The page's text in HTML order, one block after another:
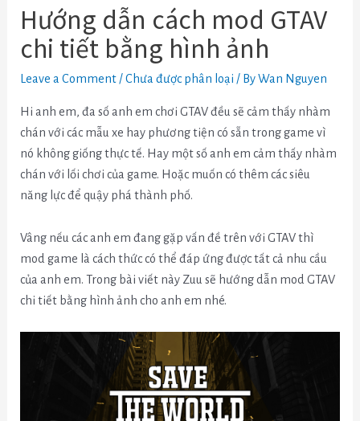
Hướng dẫn cách mod GTAV
chi tiết bằng hình ảnh
Leave a Comment /Chưa được phân loại / ByWan Nguyen
Hi anh em, đa số anh em chơi GTAV đều sẽ cảm thấy nhàm
chán với các mẫu xe hay phương tiện có sẵn trong game vì
nó không giống thực tế. Hay một số anh em cảm thấy nhàm
chán với lối chơi của game. Hoặc muốn có thêm các siêu
năng lực để quậy phá thành phố.
Vâng nếu các anh em đang gặp vấn đề trên với GTAV thì
mod game là cách thức có thể đáp ứng được tất cả nhu cầu
của anh em. Trong bài viết này Zuu sẽ hướng dẫn mod GTAV
chi tiết bằng hình ảnh cho anh em nhé.